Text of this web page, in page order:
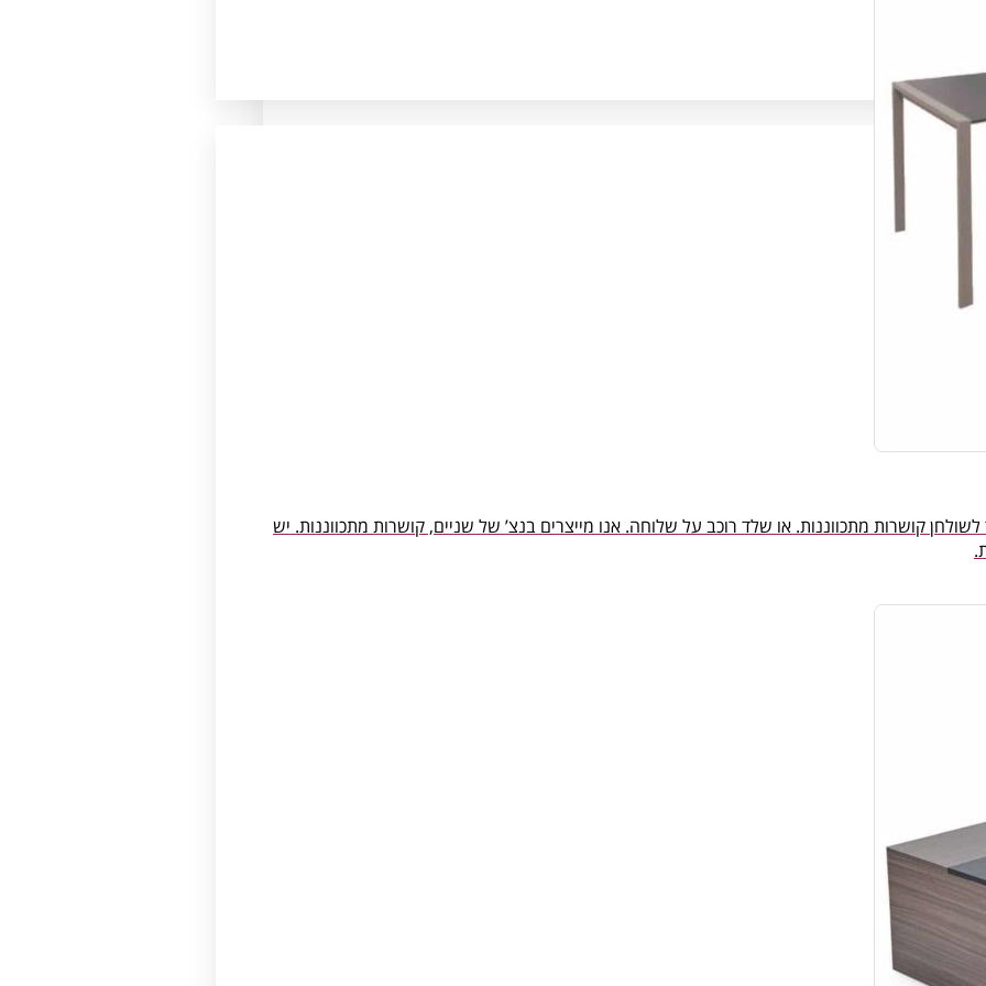
קושרות מתכווננות. או שלד רוכב על שלוחה. אנו מייצרים בנצ’ של שניים, קושרות מתכווננות. יש